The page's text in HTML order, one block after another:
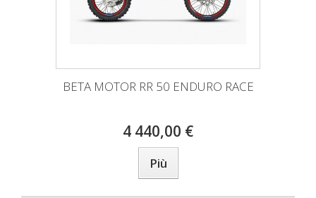
BETA MOTOR RR 50 ENDURO RACE
4 440,00 €
Più